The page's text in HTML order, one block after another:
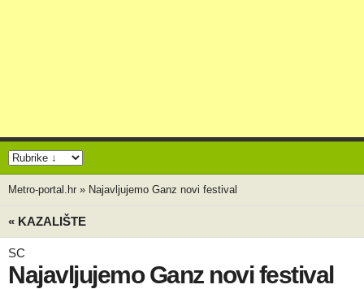
Metro-portal.hr » Najavljujemo Ganz novi festival
« KAZALIŠTE
SC
Najavljujemo Ganz novi festival